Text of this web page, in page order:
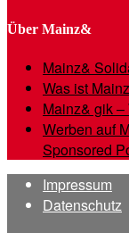
Über Mainz&
Mainz&
Was ist
Mainz& gik
Werben auf
Sponsored
Impressum
Datenschutz